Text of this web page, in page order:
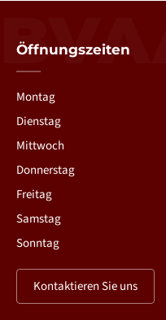
BVAA
Öffnungszeiten
Montag
Dienstag
Mittwoch
Donnerstag
Freitag
Samstag
Sonntag
Kontaktieren Sie uns